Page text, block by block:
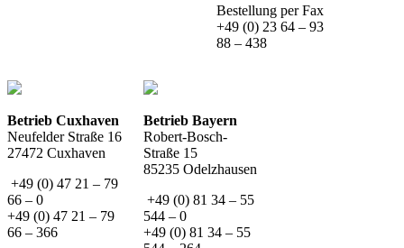
Bestellung per Fax
+49 (0) 23 64 – 93
88 – 438
Betrieb Cuxhaven
Neufelder Straße 16
27472 Cuxhaven
+49 (0) 47 21 – 79
66 – 0
+49 (0) 47 21 – 79
66 – 366
Betrieb Bayern
Robert-Bosch-
Straße 15
85235 Odelzhausen
+49 (0) 81 34 – 55
544 – 0
+49 (0) 81 34 – 55